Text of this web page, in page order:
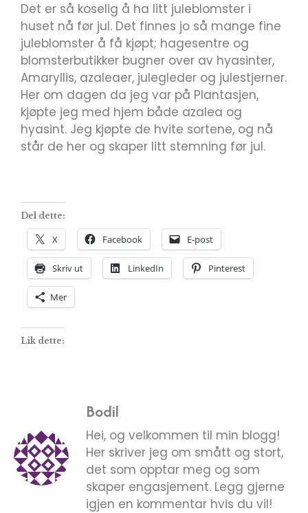
Det er så koselig å ha litt juleblomster i
huset nå før jul. Det finnes jo så mange fine
juleblomster å få kjøpt; hagesentre og
blomsterbutikker bugner over av hyasinter,
Amaryllis, azaleaer, julegleder og julestjerner.
Her om dagen da jeg var på Plantasjen,
kjøpte jeg med hjem både azalea og
hyasint. Jeg kjøpte de hvite sortene, og nå
står de her og skaper litt stemning før jul.
Del dette:
X Facebook E-post
Skriv ut LinkedIn Pinterest
Mer
Lik dette:
Bodil
Hei, og velkommen til min blogg!
Her skriver jeg om smått og stort,
det som opptar meg og som
skaper engasjement. Legg gjerne
igjen en kommentar hvis du vil!